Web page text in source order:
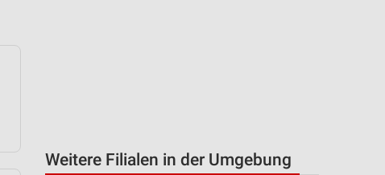
Weitere Filialen in der Umgebung